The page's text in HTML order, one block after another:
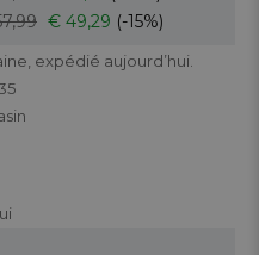
€ 49,29 (-15%)
expédié aujourd’hui.